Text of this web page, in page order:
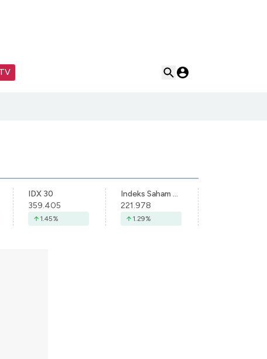
IDX 30
359.405
1.45%
Indeks Saham Syariah Indonesia
221.978
1.29%